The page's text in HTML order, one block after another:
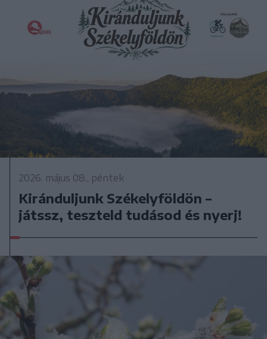
2026. május 08., péntek
Kiránduljunk Székelyföldön –
játssz, teszteld tudásod és nyerj!